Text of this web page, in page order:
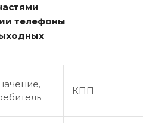
телефоны
КПП